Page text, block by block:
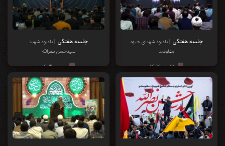
جلسه هفتگی |یادبود شهدای جبهه
مقاومت
۱۷ مهر ۱۴۰۳
جلسه هفتگی | یادبود شهید
سیدحسن نصرالله
۱۰ مهر ۱۴۰۳